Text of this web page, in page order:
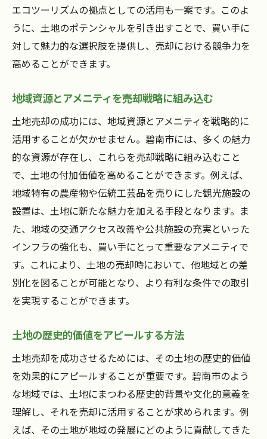
エコツーリズムの拠点としての活用も一案です。このよ
うに、土地のポテンシャルを引き出すことで、買い手に
対して魅力的な選択肢を提供し、売却における競争力を
高めることができます。
地域資源とアメニティを売却戦略に組み込む
土地売却の成功には、地域資源とアメニティを戦略的に
活用することが欠かせません。碧南市には、多くの魅力
的な資源が存在し、これらを売却戦略に組み込むこと
で、土地の付加価値を高めることができます。例えば、
地域特有の農産物や伝統工芸品を売りにした観光施設の
設置は、土地に新たな魅力を加える手段となります。ま
た、地域の交通アクセス改善や公共施設の充実といった
インフラの強化も、買い手にとって重要なアメニティで
す。これにより、土地の売却時において、他地域との差
別化を図ることが可能となり、より有利な条件での取引
を実現することができます。
土地の歴史的価値をアピールする方法
土地売却を成功させるためには、その土地の歴史的価値
を効果的にアピールすることが重要です。碧南市のよう
な地域では、土地にまつわる歴史的背景や文化的意義を
理解し、それを売却に活用することが求められます。例
えば、その土地が地域の発展にどのように貢献してきた